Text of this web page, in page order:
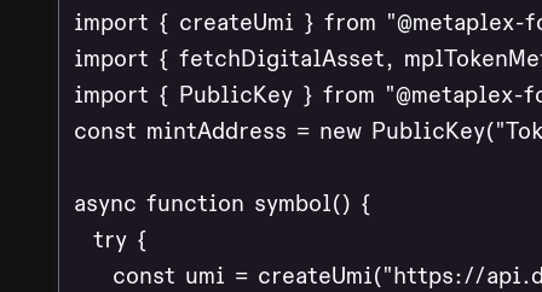
import { createUmi } from
import { fetchDigitalAsset,
import { PublicKey } from "@metaplex-
const mintAddress = new
async function symbol() {
  try {
const umi = createUmi("https://